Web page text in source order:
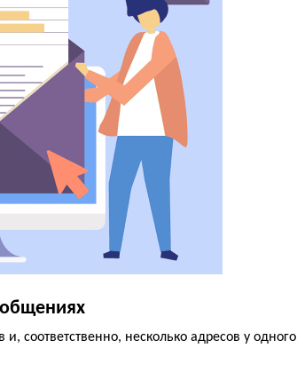
соответственно, несколько адресов у одного